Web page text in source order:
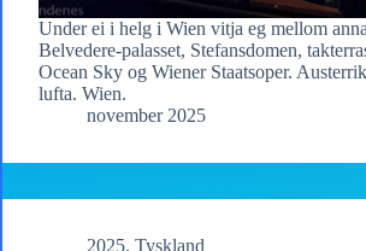
Under ei i helg i Wien vitja eg mellom anna
Belvedere-palasset, Stefansdomen,
Ocean Sky og Wiener Staatsoper.
lufta. Wien.
november 2025
2025, Tyskland